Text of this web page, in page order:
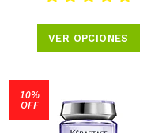
VER OPCIONES
10%
OFF